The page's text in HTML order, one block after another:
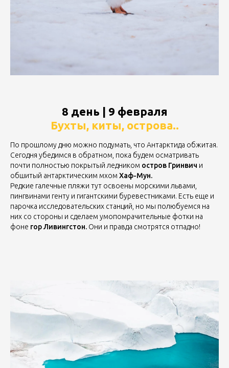
8 день | 9 февраля
Бухты, киты, острова..
По прошлому дню можно подумать, что Антарктида обжитая.
Сегодня убедимся в обратном, пока будем осматривать
почти полностью покрытый ледником остров Гринвич и
обшитый антарктическим мхом Хаф-Мун.
Редкие галечные пляжи тут освоены морскими львами,
пингвинами генту и гигантскими буревестниками. Есть еще и
парочка исследовательских станций, но мы полюбуемся на
них со стороны и сделаем умопомрачительные фотки на
фоне гор Ливингстон. Они и правда смотрятся отпадно!